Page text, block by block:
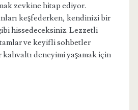
zevkine hitap ediyor.
keşfederken, kendinizi bir
hissedeceksiniz. Lezzetli
ve keyifli sohbetler
deneyimi yaşamak için